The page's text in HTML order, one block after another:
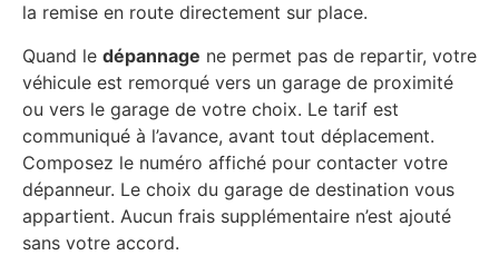
la remise en route directement sur place.
Quand le dépannage ne permet pas de repartir, votre
véhicule est remorqué vers un garage de proximité
ou vers le garage de votre choix. Le tarif est
communiqué à l’avance, avant tout déplacement.
Composez le numéro affiché pour contacter votre
dépanneur. Le choix du garage de destination vous
appartient. Aucun frais supplémentaire n’est ajouté
sans votre accord.